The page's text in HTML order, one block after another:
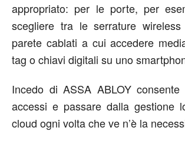
appropriato: per le porte, per
scegliere tra le serrature
parete cablati a cui accedere
tag o chiavi digitali su uno
Incedo di ASSA ABLOY
accessi e passare dalla gestione
cloud ogni volta che ve n’è la